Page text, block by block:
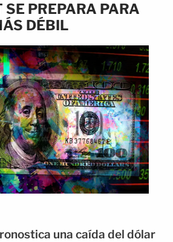
PREPARA PARA
DÉBIL
una caída del dólar